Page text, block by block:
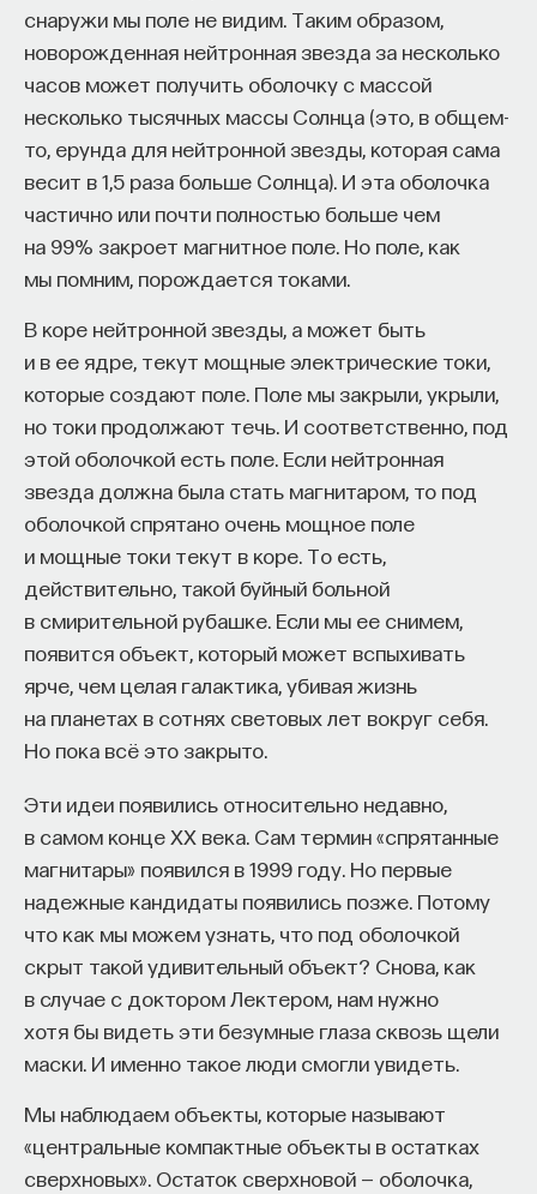
снаружи мы поле не видим. Таким образом,
новорожденная нейтронная звезда за несколько
часов может получить оболочку с массой
несколько тысячных массы Солнца (это, в общем-
то, ерунда для нейтронной звезды, которая сама
весит в 1,5 раза больше Солнца). И эта оболочка
частично или почти полностью больше чем
на 99% закроет магнитное поле. Но поле, как
мы помним, порождается токами.
В коре нейтронной звезды, а может быть
и в ее ядре, текут мощные электрические токи,
которые создают поле. Поле мы закрыли, укрыли,
но токи продолжают течь. И соответственно, под
этой оболочкой есть поле. Если нейтронная
звезда должна была стать магнитаром, то под
оболочкой спрятано очень мощное поле
и мощные токи текут в коре. То есть,
действительно, такой буйный больной
в смирительной рубашке. Если мы ее снимем,
появится объект, который может вспыхивать
ярче, чем целая галактика, убивая жизнь
на планетах в сотнях световых лет вокруг себя.
Но пока всё это закрыто.
Эти идеи появились относительно недавно,
в самом конце XX века. Сам термин «спрятанные
магнитары» появился в 1999 году. Но первые
надежные кандидаты появились позже. Потому
что как мы можем узнать, что под оболочкой
скрыт такой удивительный объект? Снова, как
в случае с доктором Лектером, нам нужно
хотя бы видеть эти безумные глаза сквозь щели
маски. И именно такое люди смогли увидеть.
Мы наблюдаем объекты, которые называют
«центральные компактные объекты в остатках
сверхновых». Остаток сверхновой — оболочка,
3/10/2025
НАПИСАТЬ НАМ
Михаил Полуэктов
МГМУ им. И. М. Сеченова
МЕДИЦИНА
650 публикаций
МЕДИЦИНА
БЕССОННИЦА ЕСТЕСТВЕННЫЕ НАУКИ
НАУКА СНА
КУРС
Наука сна: как управлять
своим сном
Трехмерные дисплеи, какие-то наклейки
со словом «голография» — зачем они, почему? Для
того чтобы разобраться в этих вопросах, надо
сначала понять принцип голографии. А чтобы
понять принцип голографии, надо отдавать себе
отчет, что любая регистрация информации
начинается с двух вещей: с носителя
информации — это свет, а второй — на чем
зарегистрировать информацию, то есть
Для голографии нужны особые регистрирующие
среды. Прежде всего, они должны быть
высокоразрешающими, потому что мы знаем, что
длина волны света, который мы видим, где-то
от 0,4 до 0,7 микрон. И если это проектировать
на человеческие масштабы, то это гораздо
меньше толщины человеческого волоса.
И соответственно, чтобы такую волну
зарегистрировать, нужны очень
высокоразрешающие регистрирующие среды.
Исторически сначала придумали
регистрирующие среды, которые были не очень
высокоразрешающие, но на которых можно было
делать фотографию. А потом по мере развития
этой индустрии оказалось, что можно делать
и голограмму. То есть зарегистрировать
не только амплитуду, но и фазу. Но тут возникла
проблема, что источников информации было очень
мало, придумывали специальные газосветные
трубки, у которых спектр очень тоненький.
А потом оптики обобщили все требования
к свету и назвали это одним словом —
Когерентность — это, грубо говоря, качество
света. Чем выше, говорят, когерентность, тем